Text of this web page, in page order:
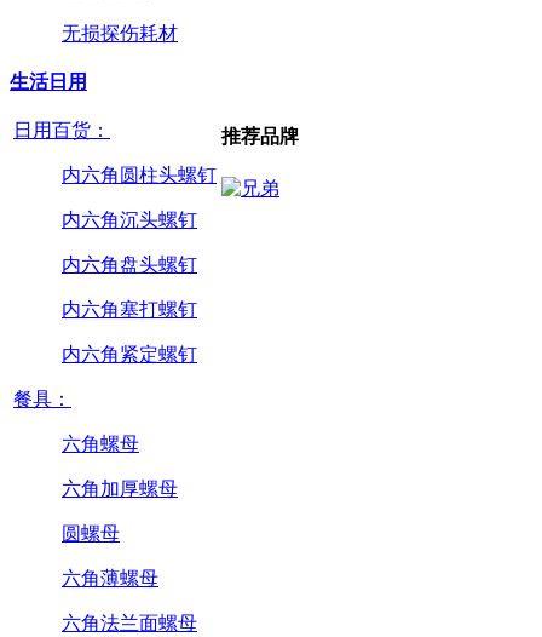
无损探伤耗材
生活日用
日用百货：
内六角圆柱头螺钉
内六角沉头螺钉
内六角盘头螺钉
内六角塞打螺钉
内六角紧定螺钉
餐具：
六角螺母
六角加厚螺母
圆螺母
六角薄螺母
六角法兰面螺母
推荐品牌